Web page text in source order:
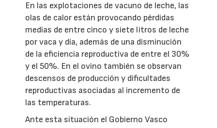
En las explotaciones de vacuno de leche, las
olas de calor están provocando pérdidas
medias de entre cinco y siete litros de leche
por vaca y día, además de una disminución
de la eficiencia reproductiva de entre el 30%
y el 50%. En el ovino también se observan
descensos de producción y dificultades
reproductivas asociadas al incremento de
las temperaturas.
Ante esta situación el Gobierno Vasco